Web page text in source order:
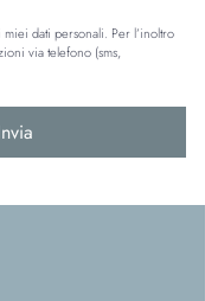
miei dati personali. Per l’inoltro
via telefono (sms,